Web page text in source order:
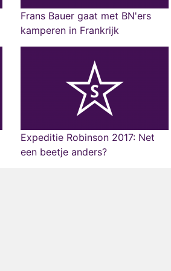
Frans Bauer gaat met BN'ers
kamperen in Frankrijk
Expeditie Robinson 2017: Net
een beetje anders?